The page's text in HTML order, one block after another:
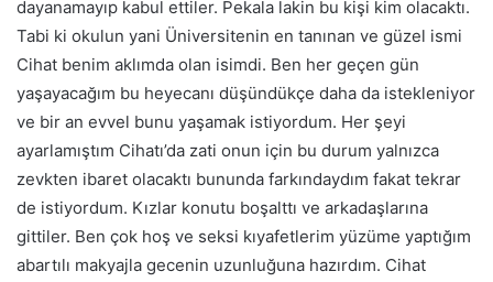
dayanamayıp kabul ettiler. Pekala lakin bu kişi kim olacaktı.
Tabi ki okulun yani Üniversitenin en tanınan ve güzel ismi
Cihat benim aklımda olan isimdi. Ben her geçen gün
yaşayacağım bu heyecanı düşündükçe daha da istekleniyor
ve bir an evvel bunu yaşamak istiyordum. Her şeyi
ayarlamıştım Cihatı’da zati onun için bu durum yalnızca
zevkten ibaret olacaktı bununda farkındaydım fakat tekrar
de istiyordum. Kızlar konutu boşalttı ve arkadaşlarına
gittiler. Ben çok hoş ve seksi kıyafetlerim yüzüme yaptığım
abartılı makyajla gecenin uzunluğuna hazırdım. Cihat